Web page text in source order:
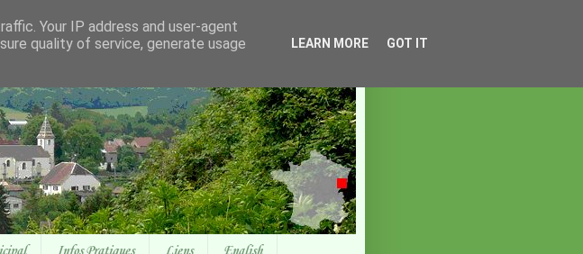
Your IP address and user-agent
quality of service, generate usage
LEARN MORE GOT IT